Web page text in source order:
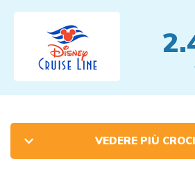
VEDERE PIÙ